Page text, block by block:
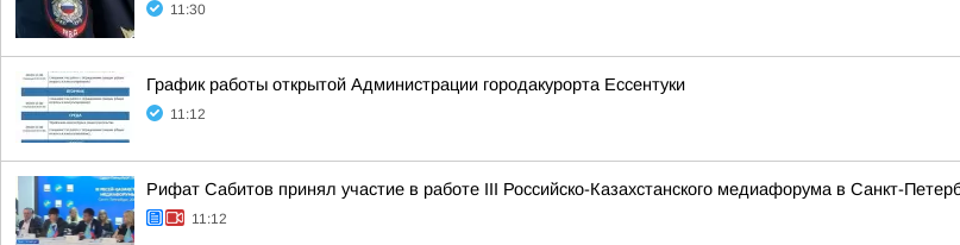
11:30
График работы открытой Администрации городакурорта Ессентуки
11:12
Рифат Сабитов принял участие в работе III Российско-Казахстанского медиафорума в Санкт-
11:12